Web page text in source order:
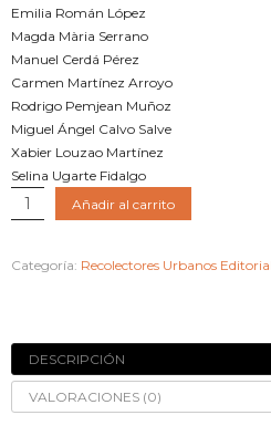
Emilia Román López
Magda Mària Serrano
Manuel Cerdá Pérez
Carmen Martínez Arroyo
Rodrigo Pemjean Muñoz
Miguel Ángel Calvo Salve
Xabier Louzao Martínez
Selina Ugarte Fidalgo
ENTRE-
LUGARES.
fronteras
Añadir al carrito
Categoría: Recolectores Urbanos Editorial
DESCRIPCIÓN
VALORACIONES (0)